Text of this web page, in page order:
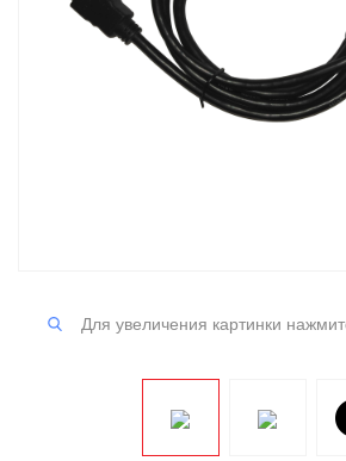
Для увеличения картинки